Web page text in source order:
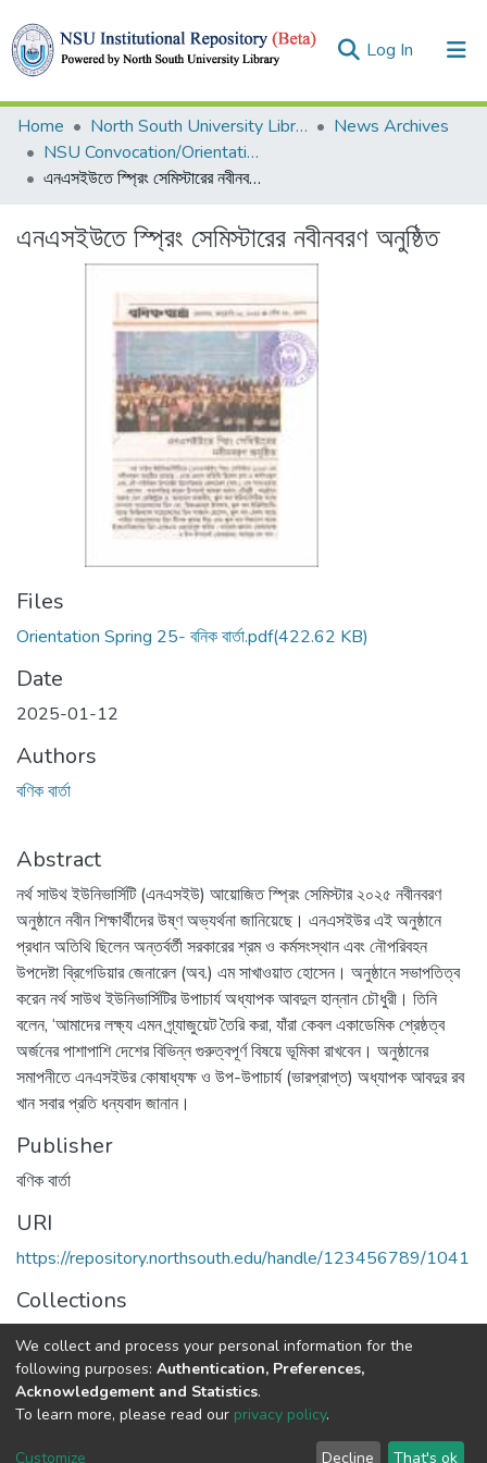
Log In (current)
Collections
Home North South University Library
News Archives
NSU Convocation/Orientation
এনএসইউতে স্প্রিং সেমিস্টারের নবীনবরণ অনুষ্ঠিত
এনএসইউতে স্প্রিং সেমিস্টারের নবীনবরণ অনুষ্ঠিত
Files
Orientation Spring 25- বনিক বার্তা.pdf(422.62 KB)
Date
2025-01-12
Authors
বণিক বার্তা
Abstract
নর্থ সাউথ ইউনিভার্সিটি (এনএসইউ) আয়োজিত স্প্রিং সেমিস্টার ২০২৫ নবীনবরণ
অনুষ্ঠানে নবীন শিক্ষার্থীদের উষ্ণ অভ্যর্থনা জানিয়েছে। এনএসইউর এই অনুষ্ঠানে
প্রধান অতিথি ছিলেন অন্তর্বর্তী সরকারের শ্রম ও কর্মসংস্থান এবং নৌপরিবহন
উপদেষ্টা ব্রিগেডিয়ার জেনারেল (অব.) এম সাখাওয়াত হোসেন। অনুষ্ঠানে সভাপতিত্ব
করেন নর্থ সাউথ ইউনিভার্সিটির উপাচার্য অধ্যাপক আবদুল হান্নান চৌধুরী। তিনি
বলেন, ‘আমাদের লক্ষ্য এমন গ্র্যাজুয়েট তৈরি করা, যাঁরা কেবল একাডেমিক শ্রেষ্ঠত্ব
অর্জনের পাশাপাশি দেশের বিভিন্ন গুরুত্বপূর্ণ বিষয়ে ভূমিকা রাখবেন। অনুষ্ঠানের
সমাপনীতে এনএসইউর কোষাধ্যক্ষ ও উপ-উপাচার্য (ভারপ্রাপ্ত) অধ্যাপক আবদুর রব
খান সবার প্রতি ধন্যবাদ জানান।
Publisher
বণিক বার্তা
URI
https://repository.northsouth.edu/handle/123456789/1041
Collections
NSU Convocation/Orientation
Full item page
NSU IR.All rights reserved. © 2026 Powered by NSU Library
We collect and process your personal information for the
following purposes: Authentication, Preferences,
Acknowledgement and Statistics.
To learn more, please read our privacy policy.
Customize Decline That's ok